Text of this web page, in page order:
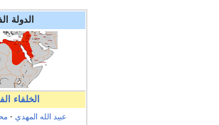
الدولة
الخلفاء
عبيد الله المهدي -